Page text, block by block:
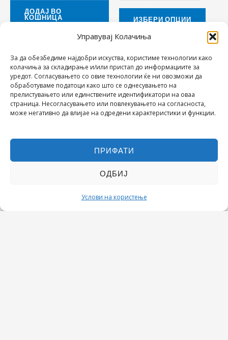
Управувај Колачиња
За да обезбедиме најдобри искуства, користиме технологии како
колачиња за складирање и/или пристап до информациите за
уредот. Согласувањето со овие технологии ќе ни овозможи да
обработуваме податоци како што се однесувањето на
прелистувањето или единствените идентификатори на оваа
страница. Несогласувањето или повлекувањето на согласноста,
може негативно да влијае на одредени карактеристики и функции.
ПРИФАТИ
ОДБИЈ
Услови на користење
ДОДАЈ ВО
КОШНИЦА ИЗБЕРИ ОПЦИИ
on
the
page
No more products